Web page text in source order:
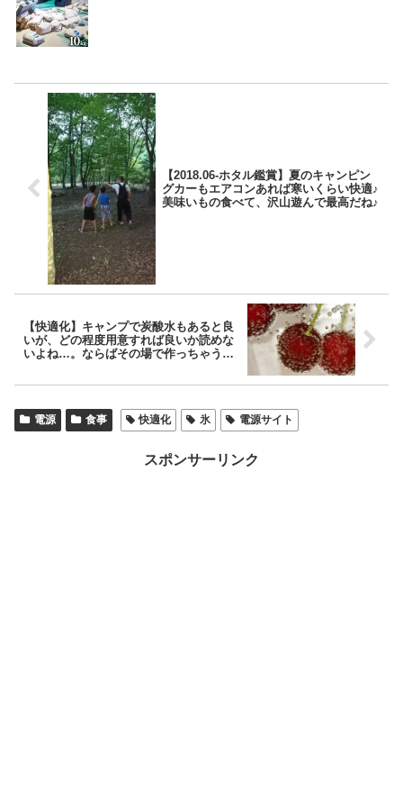
【2018.06-ホタル鑑賞】夏のキャンピン
グカーもエアコンあれば寒いくらい快適♪
美味いもの食べて、沢山遊んで最高だね♪
【快適化】キャンプで炭酸水もあると良
いが、どの程度用意すれば良いか読めな
いよね…。ならばその場で作っちゃうの
電源 食事 快適化 氷 電源サイト
スポンサーリンク